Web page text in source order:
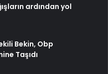
ardından yol
Bekin, Obp
Taşıdı